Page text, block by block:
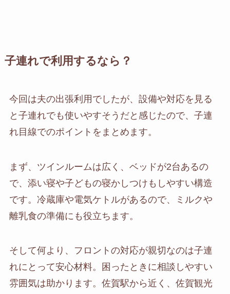
子連れで利用するなら？
今回は夫の出張利用でしたが、設備や対応を見る
と子連れでも使いやすそうだと感じたので、子連
れ目線でのポイントをまとめます。
まず、ツインルームは広く、ベッドが2台あるの
で、添い寝や子どもの寝かしつけもしやすい構造
です。冷蔵庫や電気ケトルがあるので、ミルクや
離乳食の準備にも役立ちます。
そして何より、フロントの対応が親切なのは子連
れにとって安心材料。困ったときに相談しやすい
雰囲気は助かります。佐賀駅から近く、佐賀観光